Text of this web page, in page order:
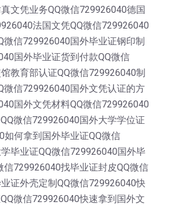
文凭业务QQ微信729926040德国
法国文凭QQ微信729926040
微信729926040国外毕业证钢印制
国外毕业证货到付款QQ微信
教育部认证QQ微信729926040制
微信729926040国外文凭认证的方
国外文凭材料QQ微信729926040
微信729926040国外大学学位证
如何拿到国外毕业证QQ微信
毕业证QQ微信729926040国外毕
信729926040找毕业证封皮QQ微信
证外壳定制QQ微信729926040快
微信729926040快速拿到国外文